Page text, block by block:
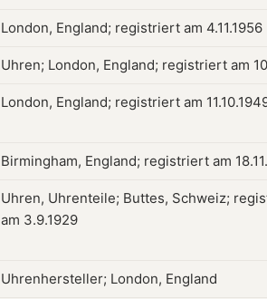
London, England; registriert am 4.11.1956
Uhren; London, England; registriert am
London, England; registriert am
Birmingham, England; registriert am
Uhren, Uhrenteile; Buttes, Schweiz;
am 3.9.1929
Uhrenhersteller; London, England